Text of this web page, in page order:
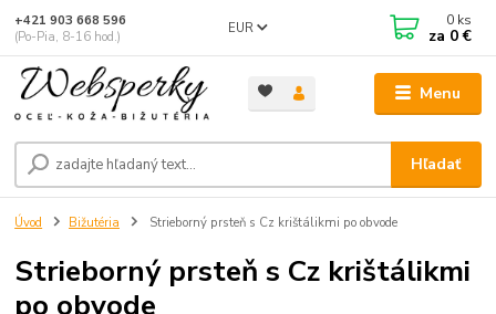
Menu
EUR
Hľadať
+421 903 668 596
(Po-Pia, 8-16 hod.)
0 ks
za 0 €
Úvod Bižutéria Strieborný prsteň s Cz krištálikmi po obvode
Strieborný prsteň s Cz krištálikmi
po obvode